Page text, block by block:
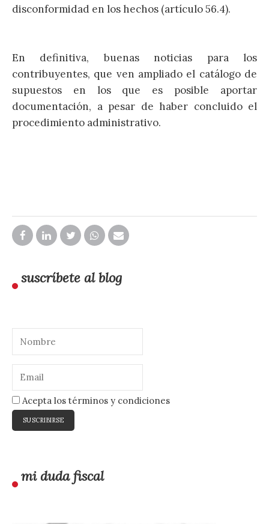
disconformidad en los hechos (artículo 56.4).
En definitiva, buenas noticias para los
contribuyentes, que ven ampliado el catálogo de
supuestos en los que es posible aportar
documentación, a pesar de haber concluido el
procedimiento administrativo.
suscríbete al blog
Acepta los términos y condiciones
mi duda fiscal